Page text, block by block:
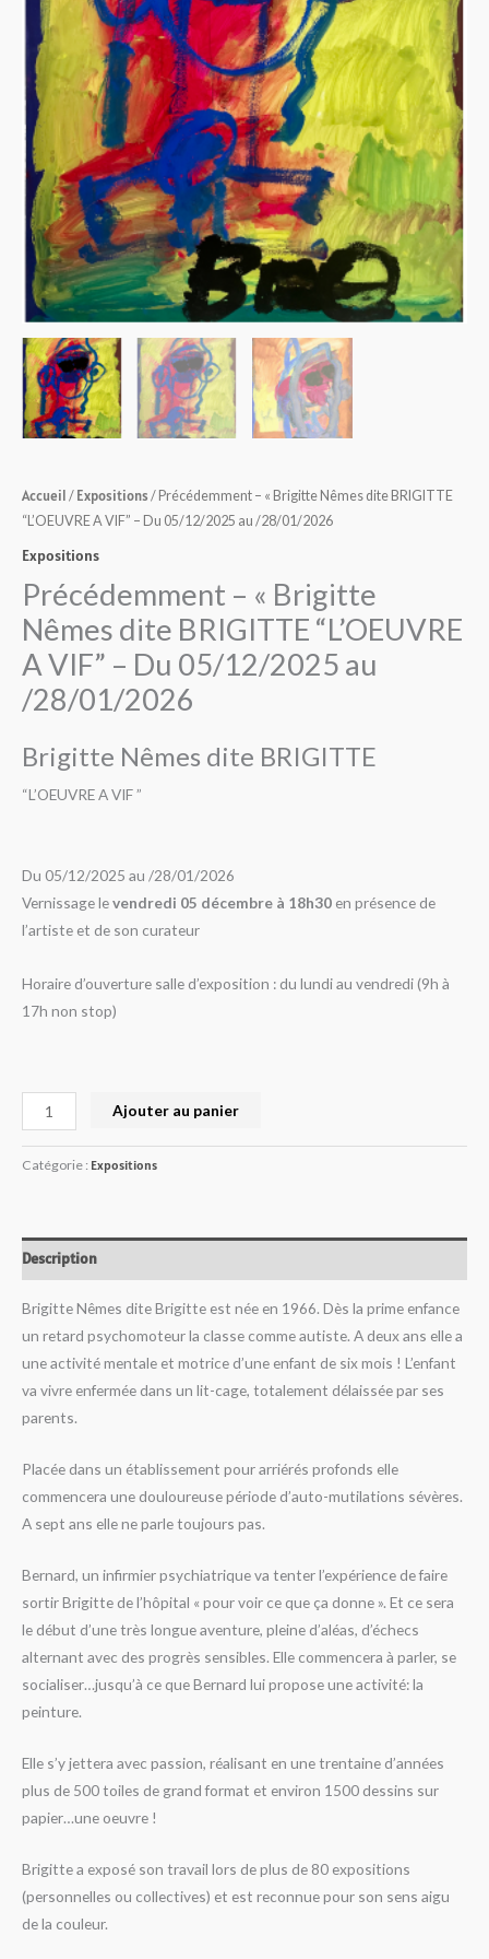
Accueil / Expositions / Précédemment – « Brigitte Nêmes dite BRIGITTE
“L’OEUVRE A VIF” – Du 05/12/2025 au /28/01/2026
Expositions
Précédemment – « Brigitte
Nêmes dite BRIGITTE “L’OEUVRE
A VIF” – Du 05/12/2025 au
/28/01/2026
Brigitte Nêmes dite BRIGITTE
“L’OEUVRE A VIF”
Du 05/12/2025 au /28/01/2026
Vernissage levendredi 05 décembre à 18h30 en présence de
l’artiste et de son curateur
Horaire d’ouverture salle d’exposition : du lundi au vendredi (9h à
17h non stop)
VIF”
Du
05/12/2025
au
/28/01/2026
Ajouter au panier
Catégorie : Expositions
Description
Brigitte Nêmes dite Brigitte est née en 1966. Dès la prime enfance
un retard psychomoteur la classe comme autiste. A deux ans elle a
une activité mentale et motrice d’une enfant de six mois ! L’enfant
va vivre enfermée dans un lit-cage, totalement délaissée par ses
parents.
Placée dans un établissement pour arriérés profonds elle
commencera une douloureuse période d’auto-mutilations sévères.
A sept ans elle ne parle toujours pas.
Bernard, un infirmier psychiatrique va tenter l’expérience de faire
sortir Brigitte de l’hôpital « pour voir ce que ça donne ». Et ce sera
le début d’une très longue aventure, pleine d’aléas, d’échecs
alternant avec des progrès sensibles. Elle commencera à parler, se
socialiser…jusqu’à ce que Bernard lui propose une activité: la
peinture.
Elle s’y jettera avec passion, réalisant en une trentaine d’années
plus de 500 toiles de grand format et environ 1500 dessins sur
papier…une oeuvre !
Brigitte a exposé son travail lors de plus de 80 expositions
(personnelles ou collectives) et est reconnue pour son sens aigu
de la couleur.